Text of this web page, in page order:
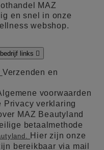
MAZ
en snel in onze
webshop.
links 
Verzenden en
voorwaarden
Privacy verklaring
MAZ Beautyland
betaalmethode
Hier zijn onze
bereikbaar via mail